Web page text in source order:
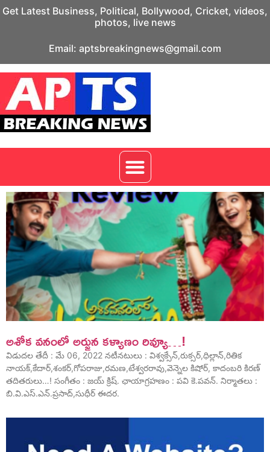
Get Latest Business, Political, Bollywood, Cricket, videos,
photos, live news
Email: aptsbreakingnews@gmail.com
అశోక వనంలో అర్జున కళ్యాణం రివ్యూ…!
విడుదల తేదీ : మే 06, 2022 నటీనటులు : విశ్వక్సేన్,రుక్సర్,ధిల్లాన్,రితిక
నాయక్,కేదార్,శంకర్,గోపరాజు,రమణ,టేశ్వరరావు,వెన్నెల కిషోర్, కాదంబరి కిరణ్
తదితరులు…! సంగీతం : జయ్ క్రిష్. ఛాయాగ్రహణం : పవి కె.పవన్. నిర్మాతలు :
బి.వి.ఎస్.ఎన్.ప్రసాద్,సుధీర్ ఈదర.